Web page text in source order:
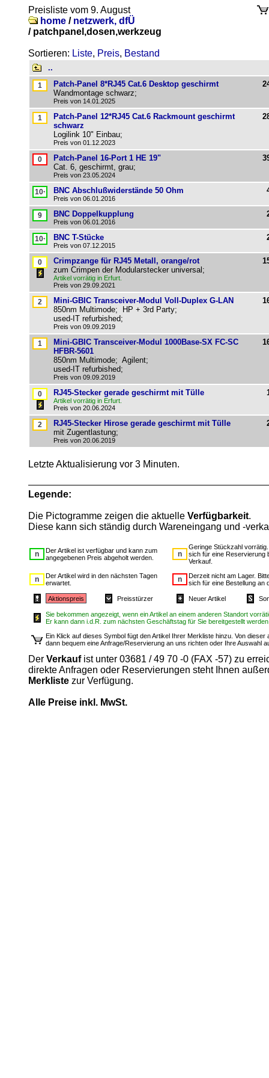
Preisliste vom 9. August
home / netzwerk, dfÜ
/ patchpanel,dosen,werkzeug
Sortieren: Liste, Preis, Bestand
..
Patch-Panel 8*RJ45 Cat.6 Desktop geschirmt
Wandmontage schwarz;
Preis von 14.01.2025
Patch-Panel 12*RJ45 Cat.6 Rackmount geschirmt
schwarz
Logilink 10" Einbau;
Preis von 01.12.2023
Patch-Panel 16-Port 1 HE 19"
Cat. 6, geschirmt, grau;
Preis von 23.05.2024
BNC Abschlußwiderstände 50 Ohm
Preis von 06.01.2016
BNC Doppelkupplung
Preis von 06.01.2016
BNC T-Stücke
Preis von 07.12.2015
Crimpzange für RJ45 Metall, orange/rot
zum Crimpen der Modularstecker universal;
Artikel vorrätig in Erfurt.
Preis von 29.09.2021
Mini-GBIC Transceiver-Modul Voll-Duplex G-LAN
850nm Multimode; HP + 3rd Party;
used-IT refurbished;
Preis von 09.09.2019
Mini-GBIC Transceiver-Modul 1000Base-SX FC-SC
HFBR-5601
850nm Multimode; Agilent;
used-IT refurbished;
Preis von 09.09.2019
RJ45-Stecker gerade geschirmt mit Tülle
Artikel vorrätig in Erfurt.
Preis von 20.06.2024
RJ45-Stecker Hirose gerade geschirmt mit Tülle
mit Zugentlastung;
Preis von 20.06.2019
Letzte Aktualisierung vor 3 Minuten.
Legende:
Die Pictogramme zeigen die aktuelle Verfügbarkeit.
Diese kann sich ständig durch Wareneingang und -
Der Artikel ist verfügbar und kann zum
angegebenen Preis abgeholt werden.
Geringe Stückzahl
sich für eine Reservierung
Verkauf.
Der Artikel wird in den nächsten Tagen
erwartet.
Derzeit nicht am Lager.
sich für eine Bestellung an
Aktionspreis Preisstürzer Neuer Artikel
Sie bekommen angezeigt, wenn ein Artikel an einem anderen Standort
Er kann dann i.d.R. zum nächsten Geschäftstag für Sie bereitgestellt
Ein Klick auf dieses Symbol fügt den Artikel Ihrer Merkliste hinzu. Von dieser
dann bequem eine Anfrage/Reservierung an uns richten oder Ihre Auswahl
Der Verkaufist unter 03681 / 49 70 -0 (FAX -57) zu
direkte Anfragen oder Reservierungen steht Ihnen
Merkliste zur Verfügung.
Alle Preise inkl. MwSt.